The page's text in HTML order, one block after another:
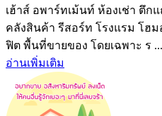
เฮ้าส์ อพาร์ทเม้นท์ ห้องเช่า ตึก
คลังสินค้า รีสอร์ท โรงแรม โฮ
ฟิต พื้นที่ขายของ โดยเฉพาะ ร ...
อ่านเพิ่มเติม